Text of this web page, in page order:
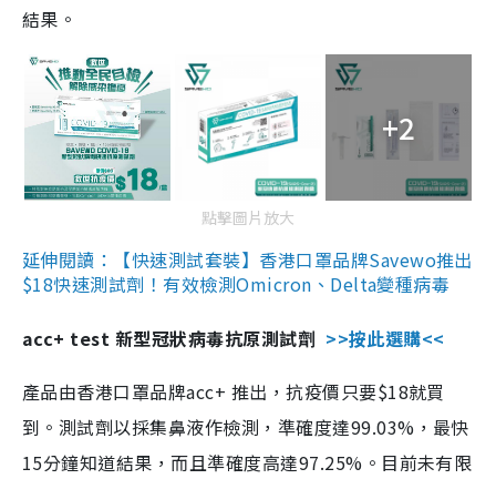
結果。
+2
點擊圖片放大
延伸閱讀：【快速測試套裝】香港口罩品牌Savewo推出
$18快速測試劑！有效檢測Omicron、Delta變種病毒
acc+ test 新型冠狀病毒抗原測試劑 >>按此選購<<
產品由香港口罩品牌acc+ 推出，抗疫價只要$18就買
到。測試劑以採集鼻液作檢測，準確度達99.03%，最快
15分鐘知道結果，而且準確度高達97.25%。目前未有限